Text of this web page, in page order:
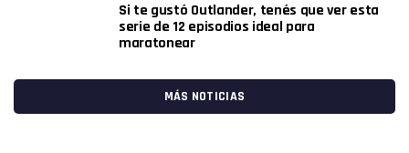
Si te gustó Outlander, tenés que ver esta
serie de 12 episodios ideal para
maratonear
MÁS NOTICIAS